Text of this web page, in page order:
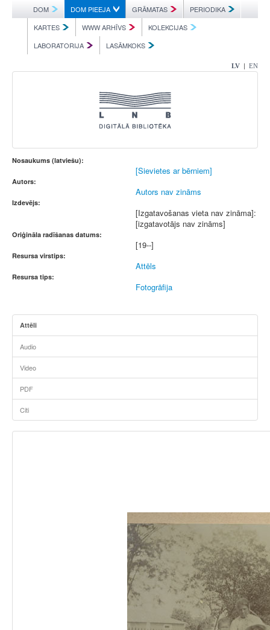
DOM DOM PIEEJA GRĀMATAS
PERIODIKA
KARTES
WWW ARHĪVS
KOLEKCIJAS
LABORATORIJA
LASĀMKOKS
LV | EN
Nosaukums (latviešu):
[Sievietes ar bērniem]
Autors:
Autors nav zināms
Izdevējs:
[Izgatavošanas vieta nav zināma]:
[izgatavotājs nav zināms]
Oriģināla radīšanas datums:
[19--]
Resursa virstips:
Attēls
Resursa tips:
Fotogrāfija
Attēli
Audio
Video
PDF
Citi